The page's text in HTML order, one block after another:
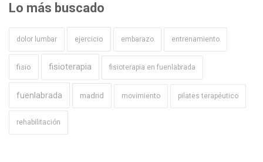
Lo más buscado
dolor lumbar ejercicio embarazo entrenamiento
fisio fisioterapia fisioterapia en fuenlabrada
fuenlabrada madrid movimiento pilates terapéutico
rehabilitación